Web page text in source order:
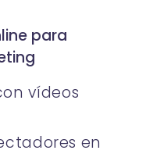
para
vídeos
en